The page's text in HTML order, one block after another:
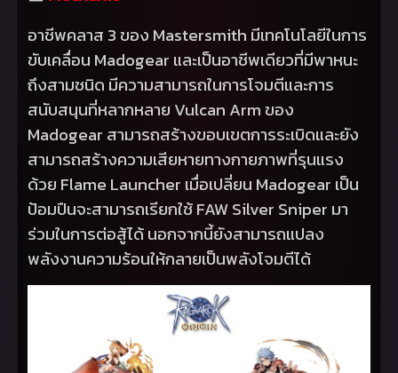
อาชีพคลาส 3 ของ Mastersmith มีเทคโนโลยีในการ
ขับเคลื่อน Madogear และเป็นอาชีพเดียวที่มีพาหนะ
ถึงสามชนิด มีความสามารถในการโจมตีและการ
สนับสนุนที่หลากหลาย Vulcan Arm ของ
Madogear สามารถสร้างขอบเขตการระเบิดและยัง
สามารถสร้างความเสียหายทางกายภาพที่รุนแรง
ด้วย Flame Launcher เมื่อเปลี่ยน Madogear เป็น
ป้อมปืนจะสามารถเรียกใช้FAW Silver Sniper มา
ร่วมในการต่อสู้ได้ นอกจากนี้ยังสามารถแปลง
พลังงานความร้อนให้กลายเป็นพลังโจมตีได้